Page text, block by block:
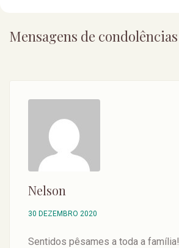
Mensagens de condolências
Nelson
30 DEZEMBRO 2020
Sentidos pêsames a toda a família!